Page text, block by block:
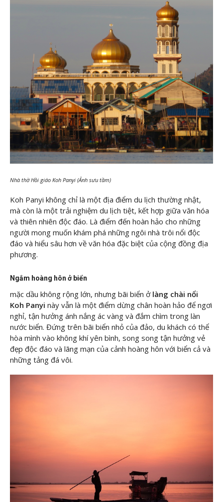
Nhà thờ Hồi giáo Koh Panyi (Ảnh sưu tầm)
Koh Panyi không chỉ là một địa điểm du lịch thường nhật,
mà còn là một trải nghiệm du lịch tiệt, kết hợp giữa văn hóa
và thiên nhiên độc đáo. Là điểm đến hoàn hảo cho những
người mong muốn khám phá những ngôi nhà trôi nổi độc
đáo và hiểu sâu hơn về văn hóa đặc biệt của cộng đồng địa
phương.
Ngắm hoàng hôn ở biển
mặc dầu không rộng lớn, nhưng bãi biển ở làng chài nổi
Koh Panyi này vẫn là một điểm dừng chân hoàn hảo để ngơi
nghỉ, tận hưởng ánh nắng ác vàng và đắm chìm trong làn
nước biển. Đứng trên bãi biển nhỏ của đảo, du khách có thể
hòa mình vào không khí yên bình, song song tận hưởng vẻ
đẹp độc đáo và lãng mạn của cảnh hoàng hôn với biển cả và
những tảng đá vôi.